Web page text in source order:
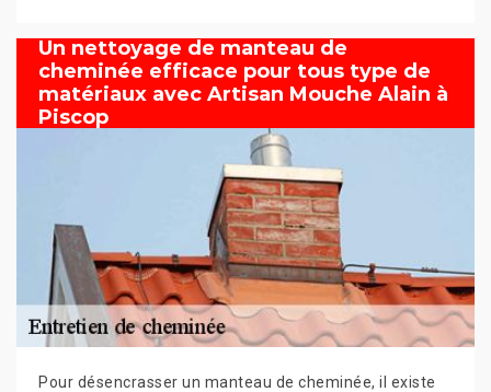
Un nettoyage de manteau de
cheminée efficace pour tous type de
matériaux avec Artisan Mouche Alain à
Piscop
Pour désencrasser un manteau de cheminée, il existe